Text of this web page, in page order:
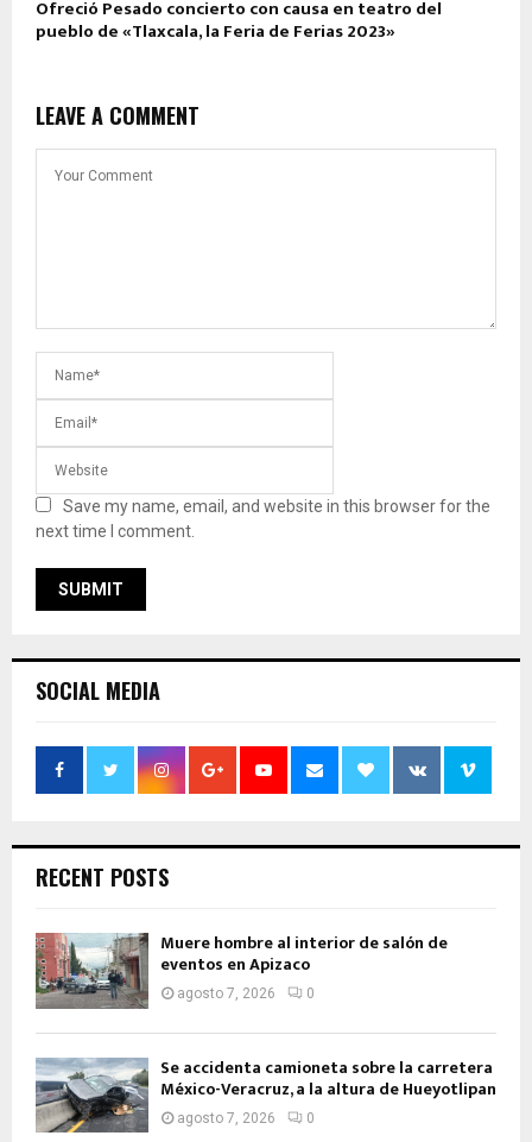
Ofreció Pesado concierto con causa en teatro del
pueblo de «Tlaxcala, la Feria de Ferias 2023»
LEAVE A COMMENT
Save my name, email, and website in this browser for the
next time I comment.
SOCIAL MEDIA
RECENT POSTS
Muere hombre al interior de salón de
eventos en Apizaco
agosto 7, 2026 0
Se accidenta camioneta sobre la carretera
México-Veracruz, a la altura de Hueyotlipan
agosto 7, 2026 0